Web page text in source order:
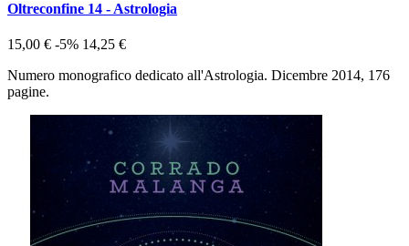
Oltreconfine 14 - Astrologia
15,00 € -5% 14,25 €
Numero monografico dedicato all'Astrologia. Dicembre 2014, 176
pagine.